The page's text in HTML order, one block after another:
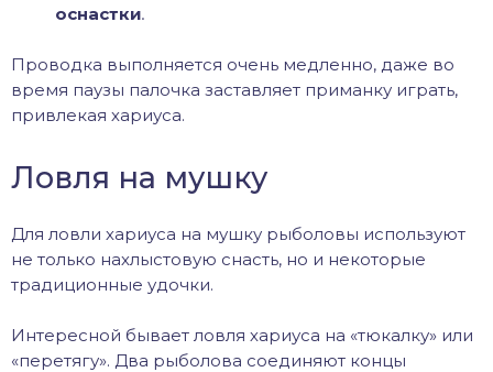
оснастки.
Проводка выполняется очень медленно, даже во
время паузы палочка заставляет приманку играть,
привлекая хариуса.
Ловля на мушку
Для ловли хариуса на мушку рыболовы используют
не только нахлыстовую снасть, но и некоторые
традиционные удочки.
Интересной бывает ловля хариуса на «тюкалку» или
«перетягу». Два рыболова соединяют концы